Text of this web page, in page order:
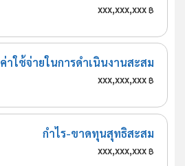
xxx,xxx,xxx฿
ค่าใช้จ่ายในการดำเนินงานสะสม
xxx,xxx,xxx฿
กำไร-ขาดทุนสุทธิสะสม
xxx,xxx,xxx฿